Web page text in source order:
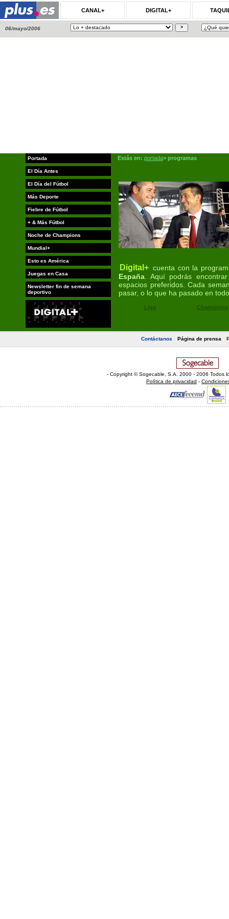
CANAL+ DIGITAL+
06/mayo/2006
Portada
El Día Antes
El Día del Fútbol
Más Deporte
Fiebre de Fútbol
+ & Más Fútbol
Noche de Champions
Mundial+
Esto es América
Juegas en Casa
Newsletter fin de semana
deportivo
Estás en: portada> programas
Digital+ cuenta con la
España . Aquí podrás
espacios preferidos. Cada
pasar, o lo que ha pasado en
Liga Champions
Contáctanos Página de prensa
- Copyright © Sogecable, S.A
2000 - 2006 Todos
Política de privacidad -